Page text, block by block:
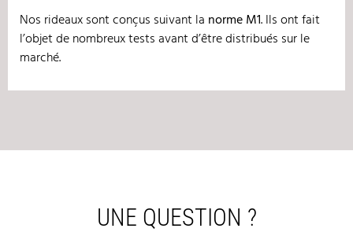
Nos rideaux sont conçus suivant la norme M1. Ils ont fait
l’objet de nombreux tests avant d’être distribués sur le
marché.
UNE QUESTION ?